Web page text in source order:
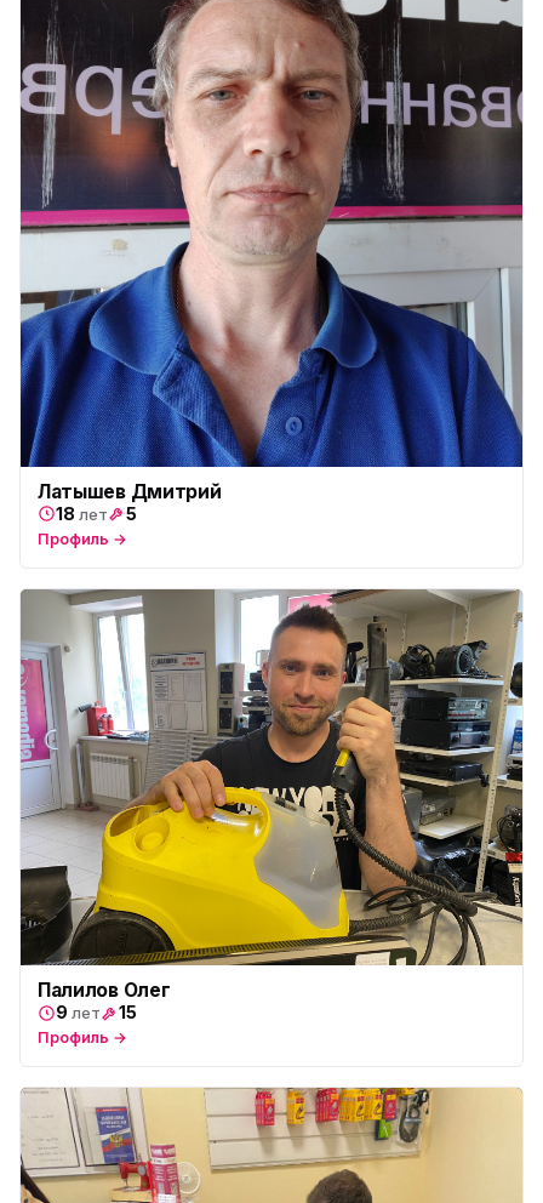
Латышев Дмитрий
18 лет 5
Профиль →
Палилов Олег
9 лет 15
Профиль →